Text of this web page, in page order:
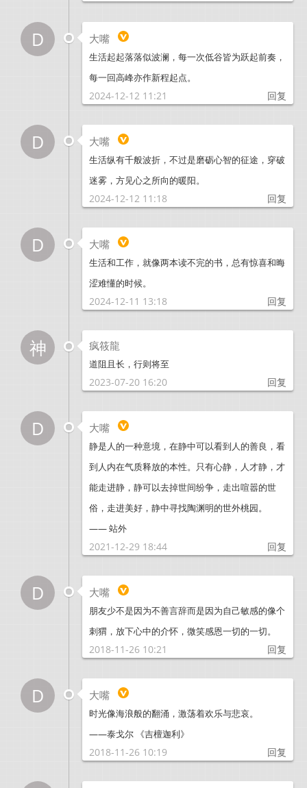
D 大嘴
生活起起落落似波澜，每一次低谷皆为跃起前奏，
每一回高峰亦作新程起点。
2024-12-12 11:21 回复
D 大嘴
生活纵有千般波折，不过是磨砺心智的征途，穿破
迷雾，方见心之所向的暖阳。
2024-12-12 11:18 回复
D 大嘴
生活和工作，就像两本读不完的书，总有惊喜和晦
涩难懂的时候。
2024-12-11 13:18 回复
神 疯筱龍
道阻且长，行则将至
2023-07-20 16:20 回复
D 大嘴
静是人的一种意境，在静中可以看到人的善良，看
到人内在气质释放的本性。只有心静，人才静，才
能走进静，静可以去掉世间纷争，走出喧嚣的世
俗，走进美好，静中寻找陶渊明的世外桃园。
—— 站外
2021-12-29 18:44 回复
D 大嘴
朋友少不是因为不善言辞而是因为自己敏感的像个
刺猬，放下心中的介怀，微笑感恩一切的一切。
2018-11-26 10:21 回复
D 大嘴
时光像海浪般的翻涌，激荡着欢乐与悲哀。
——泰戈尔 《吉檀迦利》
2018-11-26 10:19 回复